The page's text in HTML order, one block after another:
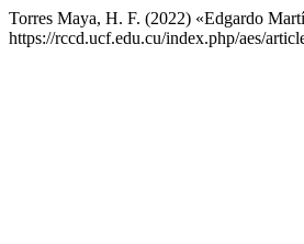
Torres Maya, H. F. (2022) «Edgardo
https://rccd.ucf.edu.cu/index.php/aes/